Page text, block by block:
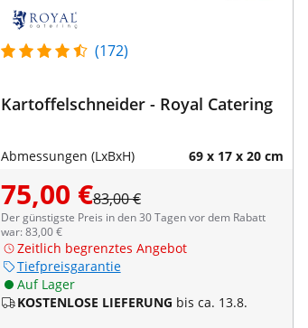
(172)
Kartoffelschneider - Royal Catering
Abmessungen (LxBxH) 69 x 17 x 20 cm
75,00 €83,00 €
Der günstigste Preis in den 30 Tagen vor dem Rabatt
war: 83,00 €
Zeitlich begrenztes Angebot
Tiefpreisgarantie
Auf Lager
KOSTENLOSE LIEFERUNG bis ca. 13.8.